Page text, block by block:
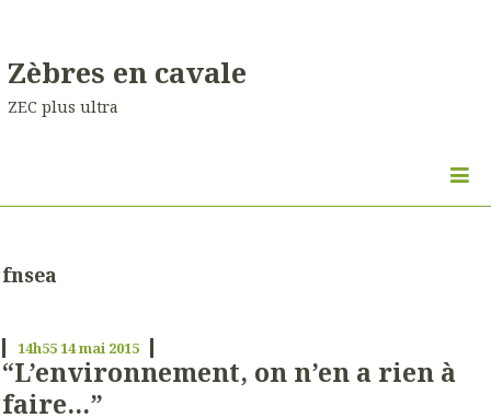
Zèbres en cavale
ZEC plus ultra
fnsea
14h5514mai 2015
“L’environnement, on n’en a rien à
faire…”